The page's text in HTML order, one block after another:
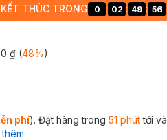
KẾT THÚC TRONG 0 : 02 : 49 : 55
₫(48%)
phí). Đặt hàng trong 51 phúttới và